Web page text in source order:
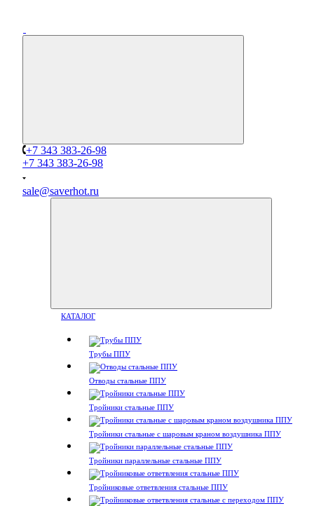
+7 343 383-26-98
+7 343 383-26-98
sale@saverhot.ru
КАТАЛОГ
Трубы ППУ
Отводы стальные ППУ
Тройники стальные ППУ
Тройники стальные с шаровым краном воздушника ППУ
Тройники параллельные стальные ППУ
Тройниковые ответвления стальные ППУ